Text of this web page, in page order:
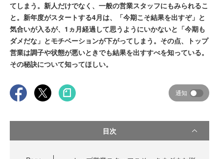
てしまう。新人だけでなく、一般の営業スタッフにもみられるこ
と。新年度がスタートする4月は、「今期こそ結果を出すぞ」と
気合いが入るが、1ヵ月経過して思うようにいかないと「今期も
ダメだな」とモチベーションが下がってしまう。その点、トップ
営業は調子や状態が悪いときでも結果を出すすべを知っている。
その秘訣について知ってほしい。
通知
目次